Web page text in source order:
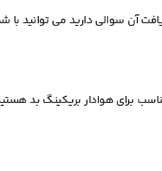
آن سوالی دارید می توانید با
برای هوادار بریکینگ بد